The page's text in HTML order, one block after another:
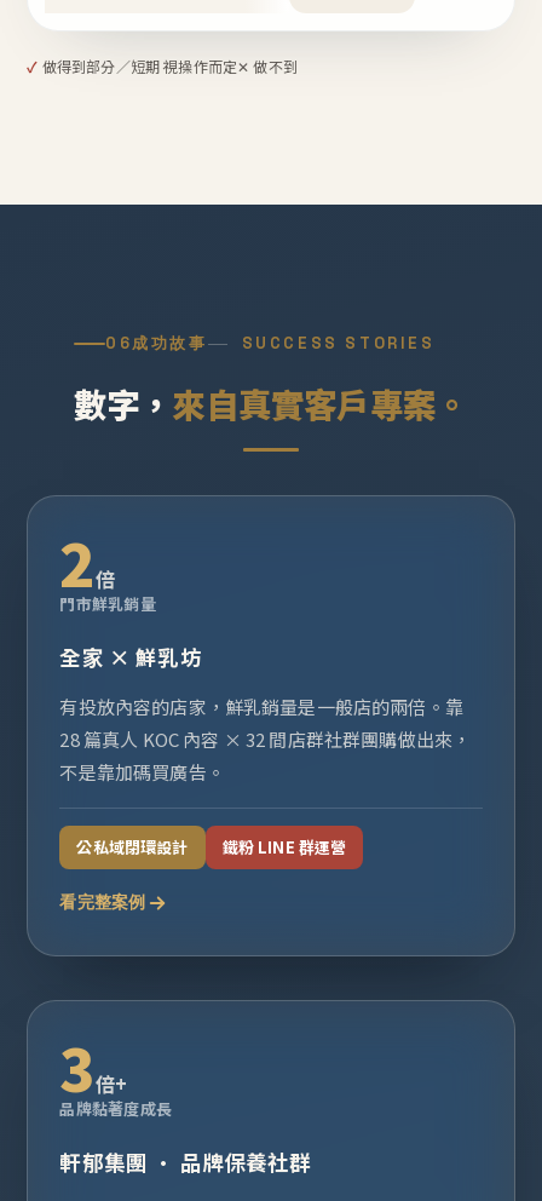
✓ 做得到部分／短期 視操作而定✕ 做不到
06成功故事 SUCCESS STORIES
數字， 來自真實客戶專案。
2倍
門市鮮乳銷量
全家 × 鮮乳坊
有投放內容的店家，鮮乳銷量是一般店的兩倍。靠
28 篇真人 KOC 內容 × 32 間店群社群團購做出來，
不是靠加碼買廣告。
公私域閉環設計 鐵粉 LINE 群運營
看完整案例
3倍+
品牌黏著度成長
軒郁集團 · 品牌保養社群